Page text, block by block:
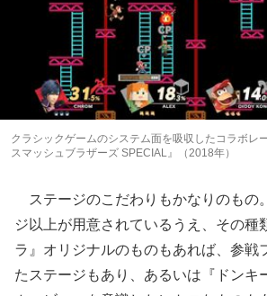
クラシックゲームのシステム面を吸収したコラボレ
スマッシュブラザーズ SPECIAL』（2018年）
ステージのこだわりもかなりのもの
ジ以上が用意されているうえ、その種
ラ』オリジナルのものもあれば、参戦
たステージもあり、あるいは『ドンキ